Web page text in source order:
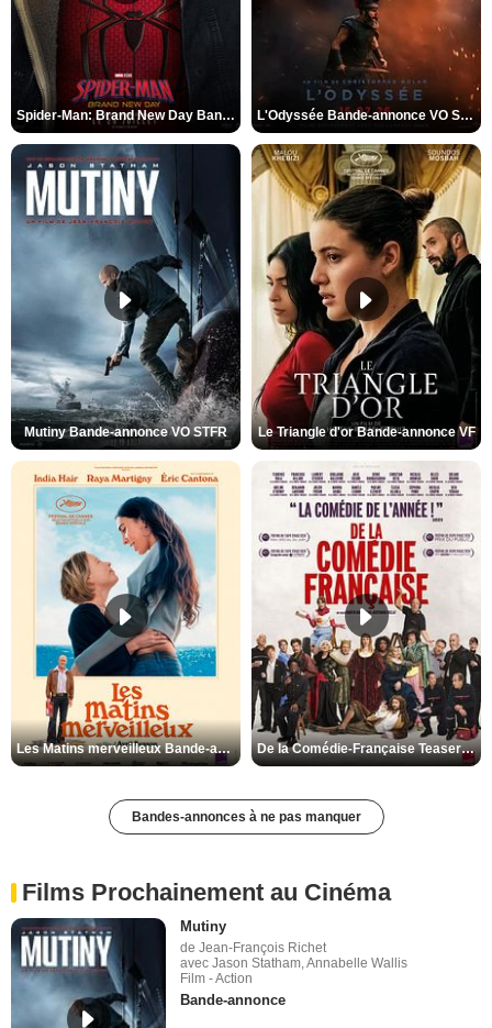
Spider-Man: Brand New Day Bande-annonce VO STFR L'Odyssée Bande-annonce VO STFR
Mutiny Bande-annonce VO STFR Le Triangle d'or Bande-annonce VF
Les Matins merveilleux Bande-annonce VF De la Comédie-Française Teaser VF
Bandes-annonces à ne pas manquer
Films Prochainement au Cinéma
Mutiny
de Jean-François Richet
avec Jason Statham, Annabelle Wallis
Film - Action
Bande-annonce